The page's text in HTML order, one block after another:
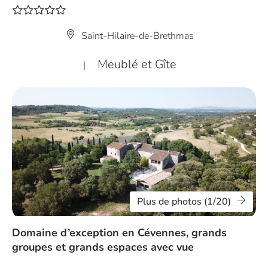
Saint-Hilaire-de-Brethmas
| Meublé et Gîte
Plus de photos (1/20)
Domaine d’exception en Cévennes, grands
groupes et grands espaces avec vue